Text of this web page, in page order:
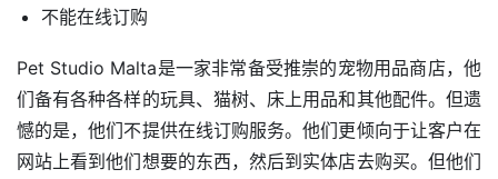
不能在线订购
Pet Studio Malta是一家非常备受推崇的宠物用品商店，他
们备有各种各样的玩具、猫树、床上用品和其他配件。但遗
憾的是，他们不提供在线订购服务。他们更倾向于让客户在
网站上看到他们想要的东西，然后到实体店去购买。但他们